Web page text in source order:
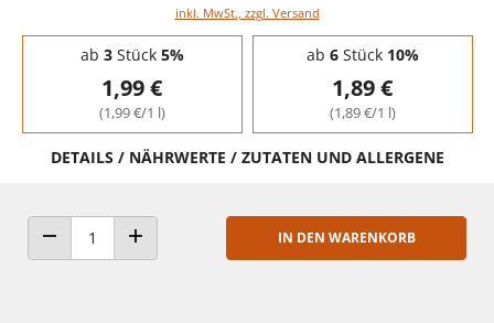
inkl. MwSt., zzgl. Versand
Staffelpreise - Mengenrabatt
ab 3Stück 5%
1,99 €
(1,99 €/1 l)
ab 6Stück 10%
1,89 €
(1,89 €/1 l)
DETAILS / NÄHRWERTE / ZUTATEN UND ALLERGENE
ANZAHL VERRINGERNANZAHL ERHÖHEN
IN DEN WARENKORB